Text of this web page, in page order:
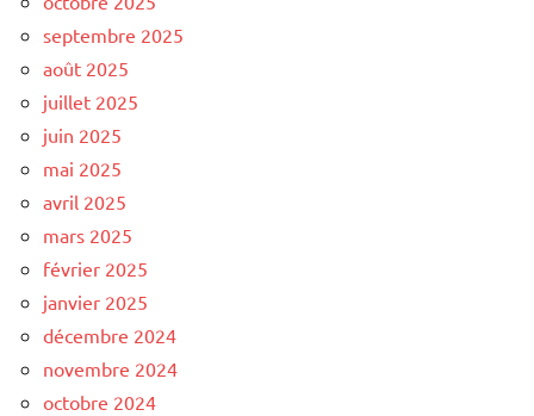
septembre 2025
août 2025
juillet 2025
juin 2025
mai 2025
avril 2025
mars 2025
février 2025
janvier 2025
décembre 2024
novembre 2024
octobre 2024